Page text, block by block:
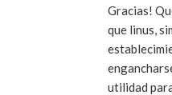
Gracias!
que linus,
utilidad